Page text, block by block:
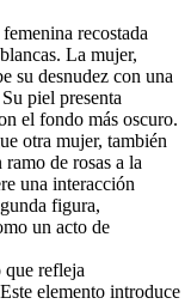
recostada
La mujer,
su desnudez con una
piel presenta
el fondo más oscuro.
otra mujer, también
de rosas a la
una interacción
figura,
un acto de
que refleja
elemento introduce